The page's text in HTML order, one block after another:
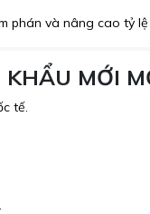
phán và nâng cao tỷ lệ
KHẨU MỚI
tế.